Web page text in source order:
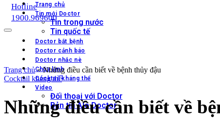
Trang chủ
Tin mới Doctor
Tin trong nước
Tin quốc tế
Doctor bắt bệnh
Doctor cảnh báo
Doctor nhắc nè
Chữa lành
Cocktail kháng thể
Video
Đối thoại với Doctor
Bản tin Alo Doctor
Hotline
1900.969600
Trang chủ»Những điều cần biết về bệnh thủy đậu
Cocktail kháng thể
Những điều cần biết về